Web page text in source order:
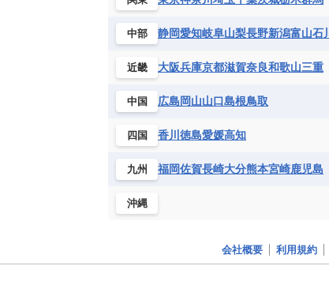
中部 静岡愛知岐阜山梨長野新潟富山石川
近畿 大阪兵庫京都滋賀奈良和歌山三重
中国 広島岡山山口島根鳥取
四国 香川 徳島愛媛高知
九州 福岡佐賀長崎大分熊本宮崎鹿児島
沖縄
会社概要 利用規約